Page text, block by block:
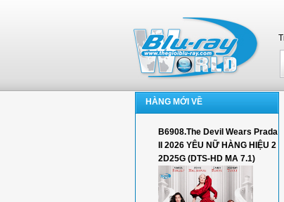
HÀNG MỚI VỀ
B6908.The Devil Wears Prada
II 2026 YÊU NỮ HÀNG HIỆU 2
2D25G (DTS-HD MA 7.1)